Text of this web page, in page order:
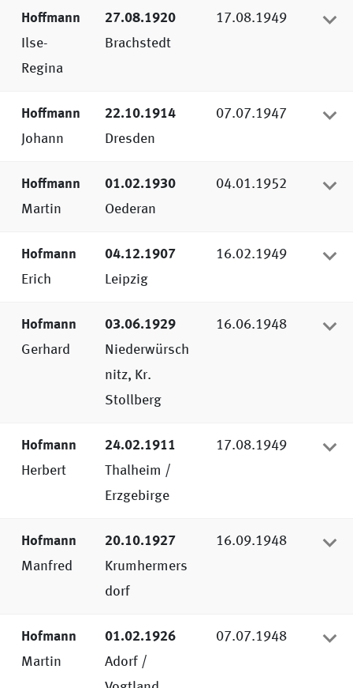
Hoffmann
Ilse-
Regina
27.08.1920
Brachstedt
17.08.1949
Hoffmann
Johann
22.10.1914
Dresden
07.07.1947
Hoffmann
Martin
01.02.1930
Oederan
04.01.1952
Hofmann
Erich
04.12.1907
Leipzig
16.02.1949
Hofmann
Gerhard
03.06.1929
Niederwürsch
nitz, Kr.
Stollberg
16.06.1948
Hofmann
Herbert
24.02.1911
Thalheim /
Erzgebirge
17.08.1949
Hofmann
Manfred
20.10.1927
Krumhermers
dorf
16.09.1948
Hofmann
Martin
01.02.1926
Adorf /
07.07.1948